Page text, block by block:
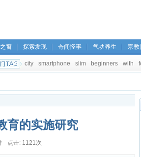
窗 探索发现 奇闻怪事 气功养生 宗教
city smartphone slim beginners with
育的实施研究
点击: 1121次